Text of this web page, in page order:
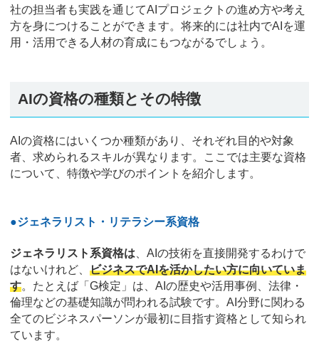
社の担当者も実践を通じてAIプロジェクトの進め方や考え
方を身につけることができます。将来的には社内でAIを運
用・活用できる人材の育成にもつながるでしょう。
AIの資格の種類とその特徴
AIの資格にはいくつか種類があり、それぞれ目的や対象
者、求められるスキルが異なります。ここでは主要な資格
について、特徴や学びのポイントを紹介します。
●ジェネラリスト・リテラシー系資格
ジェネラリスト系資格は 、AIの技術を直接開発するわけで
はないけれど、 ビジネスでAIを活かしたい方に向いていま
す。たとえば「G検定」は、AIの歴史や活用事例、法律・
倫理などの基礎知識が問われる試験です。AI分野に関わる
全てのビジネスパーソンが最初に目指す資格として知られ
ています。